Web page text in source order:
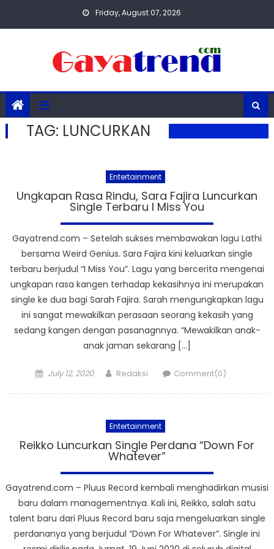
Friday, August 07, 2026
TAG: LUNCURKAN
Entertainment
Ungkapan Rasa Rindu, Sara Fajira Luncurkan
Single Terbaru I Miss You
Gayatrend.com – Setelah sukses membawakan lagu Lathi
bersama Weird Genius. Sara Fajira kini keluarkan single
terbaru berjudul “I Miss You”. Lagu yang bercerita mengenai
ungkapan rasa kangen terhadap kekasihnya ini merupakan
single ke dua bagi Sarah Fajira. Sarah mengungkapkan lagu
ini sangat mewakilkan perasaan seorang kekasih yang
sedang kangen dengan pasanagnnya. “Mewakilkan anak-
anak jaman sekarang […]
Posted
July 12, 2020 Author
Redaksi Comment(0)
Entertainment
Reikko Luncurkan Single Perdana “Down For
Whatever”
Gayatrend.com – Pluus Record kembali menghadirkan musisi
baru dalam managementnya. Kali ini, Reikko, salah satu
talent baru dari Pluus Record baru saja mengeluarkan single
perdananya yang berjudul “Down For Whatever”. Single ini